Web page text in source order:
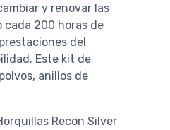
y renovar las
cada 200 horas de
del
Este kit de
anillos de
Recon Silver